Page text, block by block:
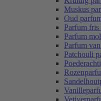
Muskus
Oud
Parfum fris
Parfum
Parfum
Patchouli